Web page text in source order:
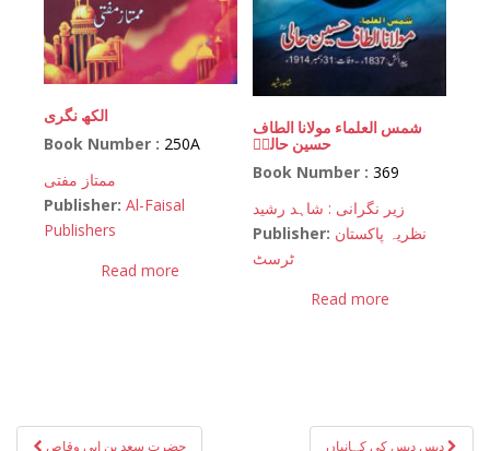
الکھ نگری
Book Number : 250A
ممتاز مفتی
Publisher: Al-Faisal
Publishers
Read more
شمس العلماء مولانا الطاف
حسین حالیؒ
Book Number :369
زیر نگرانی : شاہد رشید
Publisher: نظریہ پاکستان
ٹرسٹ
Read more
Postحضرت سعد بن ابی وقاص